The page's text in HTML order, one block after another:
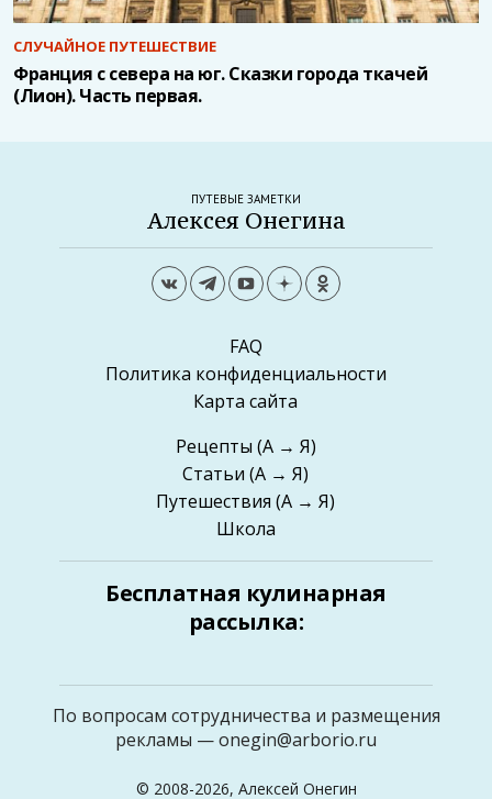
СЛУЧАЙНОЕ ПУТЕШЕСТВИЕ
Франция с севера на юг. Сказки города ткачей
(Лион). Часть первая.
ПУТЕВЫЕ ЗАМЕТКИ
Алексея Онегина
FAQ
Политика конфиденциальности
Карта сайта
Рецепты (А → Я)
Статьи (А → Я)
Путешествия (А → Я)
Школа
Бесплатная кулинарная
рассылка:
По вопросам сотрудничества и размещения
рекламы —onegin@arborio.ru
© 2008-2026, Алексей Онегин